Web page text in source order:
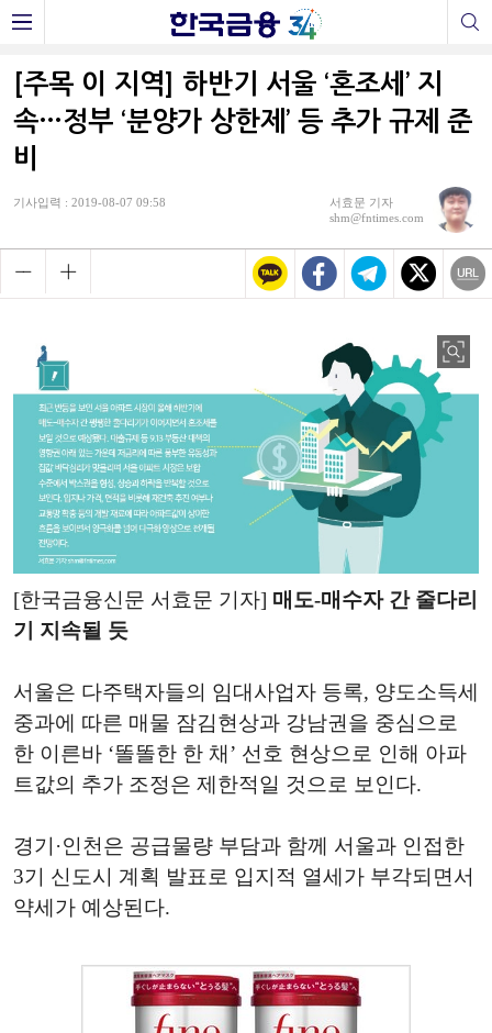
[주목 이 지역] 하반기 서울 ‘혼조세’ 지
속…정부 ‘분양가 상한제’ 등 추가 규제 준
비
기사입력 : 2019-08-07 09:58
서효문 기자
shm@fntimes.com
[한국금융신문 서효문 기자] 매도-매수자 간 줄다리
기 지속될 듯
서울은 다주택자들의 임대사업자 등록, 양도소득세
중과에 따른 매물 잠김현상과 강남권을 중심으로
한 이른바 ‘똘똘한 한 채’ 선호 현상으로 인해 아파
트값의 추가 조정은 제한적일 것으로 보인다.
경기·인천은 공급물량 부담과 함께 서울과 인접한
3기 신도시 계획 발표로 입지적 열세가 부각되면서
약세가 예상된다.